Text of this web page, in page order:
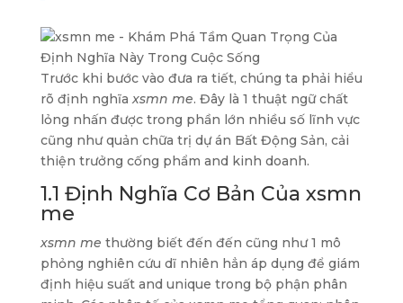
Trước khi bước vào đưa ra tiết, chúng ta phải hiểu
rõ định nghĩaxsmn me. Đây là 1 thuật ngữ chất
lỏng nhấn được trong phần lớn nhiều số lĩnh vực
cũng như quản chữa trị dự án Bất Động Sản, cải
thiện trưởng cống phẩm and kinh doanh.
1.1 Định Nghĩa Cơ Bản Của xsmn
me
xsmn me thường biết đến đến cũng như 1 mô
phỏng nghiên cứu dĩ nhiên hẳn áp dụng để giám
định hiệu suất and unique trong bộ phận phân